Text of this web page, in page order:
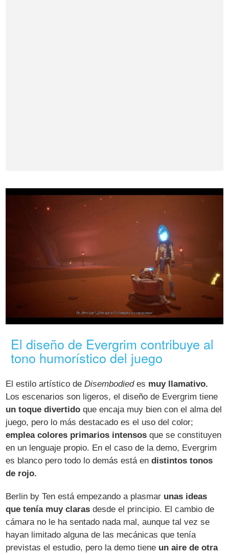
El diseño de Evergrim contribuye al
tono humorístico del juego
El estilo artístico deDisembodiedes muy llamativo.
Los escenarios son ligeros, el diseño de Evergrim tiene
un toque divertido que encaja muy bien con el alma del
juego, pero lo más destacado es el uso del color;
emplea colores primarios intensos que se constituyen
en un lenguaje propio. En el caso de la demo, Evergrim
es blanco pero todo lo demás está endistintos tonos
de rojo.
Berlin by Ten está empezando a plasmar unas ideas
que tenía muy clarasdesde el principio. El cambio de
cámara no le ha sentado nada mal, aunque tal vez se
hayan limitado alguna de las mecánicas que tenía
previstas el estudio, pero la demo tiene un aire de otra